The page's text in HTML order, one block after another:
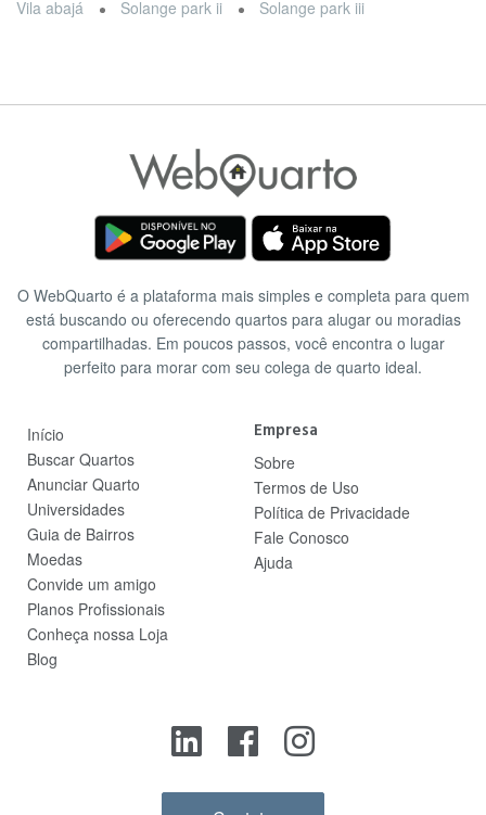
Vila abajá
Solange park ii Solange park iii
O WebQuarto é a plataforma mais simples e completa para quem
está buscando ou oferecendo quartos para alugar ou moradias
compartilhadas. Em poucos passos, você encontra o lugar
perfeito para morar com seu colega de quarto ideal.
Início
Buscar Quartos
Anunciar Quarto
Universidades
Guia de Bairros
Moedas
Convide um amigo
Planos Profissionais
Conheça nossa Loja
Blog
Empresa
Sobre
Termos de Uso
Política de Privacidade
Fale Conosco
Ajuda